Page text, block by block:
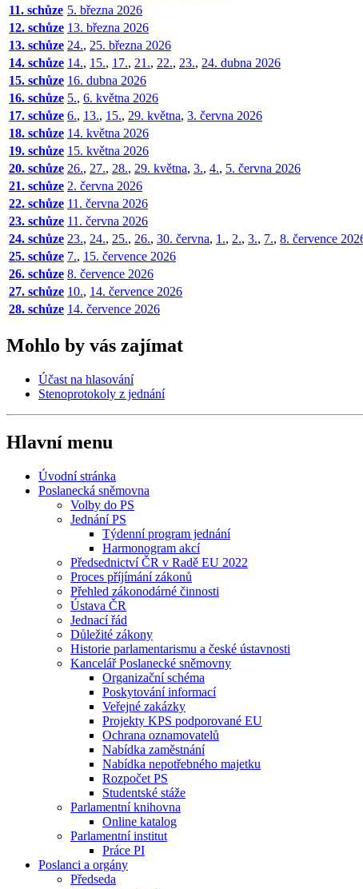
11. schůze 5. března 2026
12. schůze 13. března 2026
13. schůze 24., 25. března 2026
14. schůze 14., 15., 17., 21., 22., 23., 24. dubna 2026
15. schůze 16. dubna 2026
16. schůze 5., 6. května 2026
17. schůze 6., 13., 15., 29. května, 3. června 2026
18. schůze 14. května 2026
19. schůze 15. května 2026
20. schůze 26., 27., 28., 29. května, 3., 4., 5. června 2026
21. schůze 2. června 2026
22. schůze 11. června 2026
23. schůze 11. června 2026
24. schůze 23., 24., 25., 26., 30. června, 1., 2., 3., 7., 8. července
25. schůze 7., 15. července 2026
26. schůze 8. července 2026
27. schůze 10., 14. července 2026
28. schůze 14. července 2026
Mohlo by vás zajímat
Účast na hlasování
Stenoprotokoly z jednání
Hlavní menu
Úvodní stránka
Poslanecká sněmovna
Volby do PS
Jednání PS
Týdenní program jednání
Harmonogram akcí
Předsednictví ČR v Radě EU 2022
Proces příjímání zákonů
Přehled zákonodárné činnosti
Ústava ČR
Jednací řád
Důležité zákony
Historie parlamentarismu a české ústavnosti
Kancelář Poslanecké sněmovny
Organizační schéma
Poskytování informací
Veřejné zakázky
Projekty KPS podporované EU
Ochrana oznamovatelů
Nabídka zaměstnání
Nabídka nepotřebného majetku
Rozpočet PS
Studentské stáže
Parlamentní knihovna
Online katalog
Parlamentní institut
Práce PI
Poslanci a orgány
Předseda